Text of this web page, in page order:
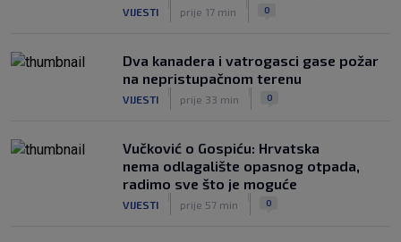
SK prije 5 h
VIJESTI prije 17 min 0
Dva kanadera i vatrogasci gase požar
na nepristupačnom terenu
VIJESTI prije 33 min 0
Vučković o Gospiću: Hrvatska
nema odlagalište opasnog otpada,
radimo sve što je moguće
VIJESTI prije 57 min 0